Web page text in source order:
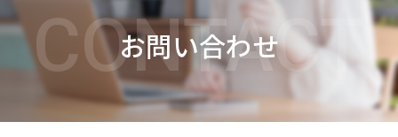
お問い合わせ
CONTACT